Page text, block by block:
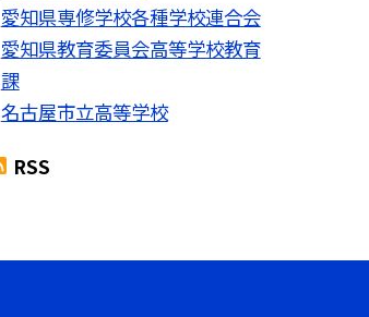
愛知県専修学校各種学校連合会
愛知県教育委員会高等学校教育
課
名古屋市立高等学校
RSS